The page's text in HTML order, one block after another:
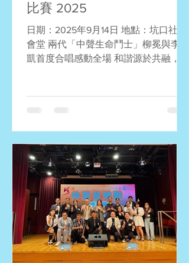
比賽 2025
日期：2025年9月14日 地點：坑口社區
會堂 兩代「中聲生命鬥士」柳冕與李金
凱首度合唱感動全場 和諧源於共融，音
中，這份情操得到了充分體現。二十多
位殘疾人士在舞台上勇敢唱出真我，場
面感人！來自兩代《中年好聲音》、同
樣戰勝殘障成為歌手的柳冕及李金凱，
擔任表演嘉賓並首度同台合唱，體現殘
而不缺、積極向前的信念，感動全場！
這個由路向四肢傷殘人士協會主辦、康
健醫療用品有限公司獨家呈獻、億嘉國
際基金有限公司贊助的歌唱比賽，以
「唱出美麗人生，共融互獻愛心」為口